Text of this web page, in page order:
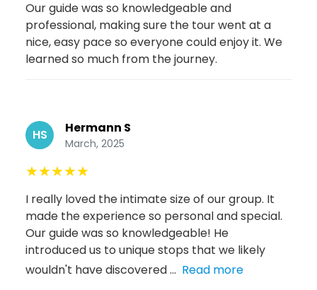
Our guide was so knowledgeable and
professional, making sure the tour went at a
nice, easy pace so everyone could enjoy it. We
learned so much from the journey.
HS Hermann S
March, 2025
★★★★★
I really loved the intimate size of our group. It
made the experience so personal and special.
Our guide was so knowledgeable! He
introduced us to unique stops that we likely
wouldn't have discovered ... Read more